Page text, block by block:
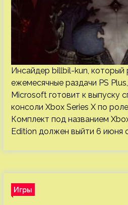
Инсайдер billbil-kun, который
ежемесячные раздачи PS
Microsoft готовит к выпуску
консоли Xbox Series X по
Комплект под названием
Edition должен выйти 6 июня
Игры